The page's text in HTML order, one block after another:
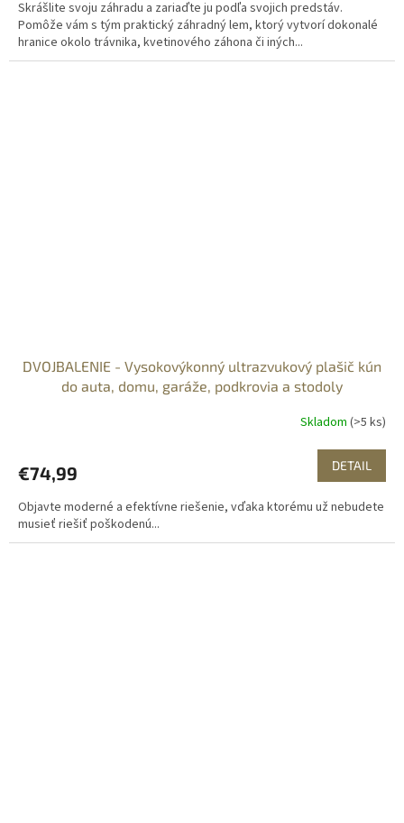
Skrášlite svoju záhradu a zariaďte ju podľa svojich predstáv.
Pomôže vám s tým praktický záhradný lem, ktorý vytvorí dokonalé
hranice okolo trávnika, kvetinového záhona či iných...
DVOJBALENIE - Vysokovýkonný ultrazvukový plašič kún
do auta, domu, garáže, podkrovia a stodoly
Skladom (>5 ks)
€74,99 DETAIL
Objavte moderné a efektívne riešenie, vďaka ktorému už nebudete
musieť riešiť poškodenú...